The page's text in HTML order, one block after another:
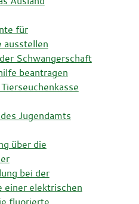
für
ausstellen
Schwangerschaft
beantragen
Jugendamts
über die
bei der
einer elektrischen
fluorierte